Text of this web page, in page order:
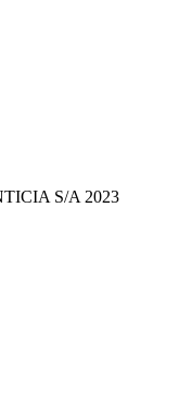
S/A 2023